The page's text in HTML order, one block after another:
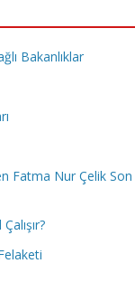
Bakanlıklar
Fatma Nur Çelik